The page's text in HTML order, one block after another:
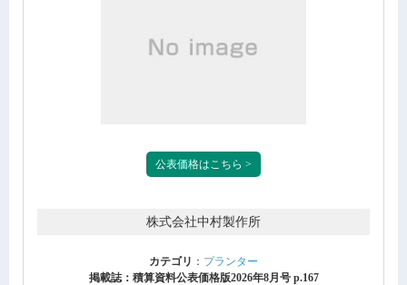
公表価格はこちら >
株式会社中村製作所
カテゴリ ： プランター
掲載誌：積算資料公表価格版2026年8月号 p.167